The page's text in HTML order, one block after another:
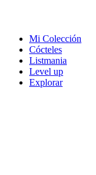
Mi Colección
Cócteles
Listmania
Level up
Explorar